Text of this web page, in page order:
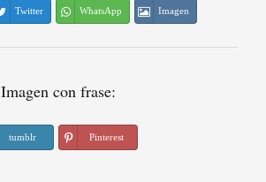
Twitter WhatsApp Imagen
Imagen con frase:
tumblr Pinterest